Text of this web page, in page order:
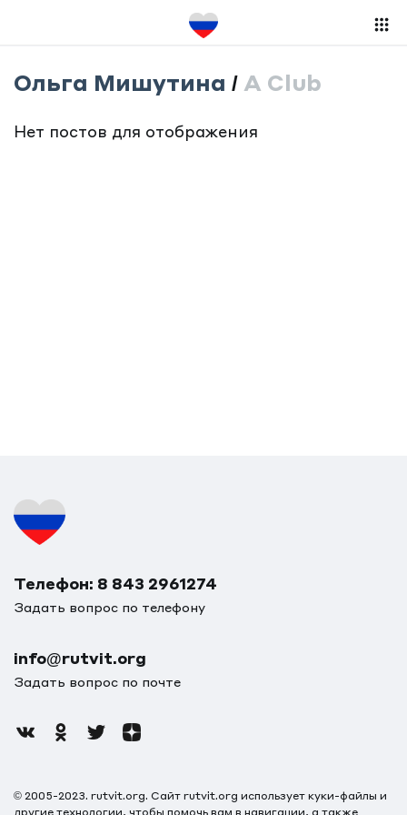
Ольга Мишутина / A Club
Нет постов для отображения
Телефон: 8 843 2961274
Задать вопрос по телефону
info@rutvit.org
Задать вопрос по почте
© 2005-2023. rutvit.org. Сайт rutvit.org использует куки-файлы и
другие технологии, чтобы помочь вам в навигации, а также